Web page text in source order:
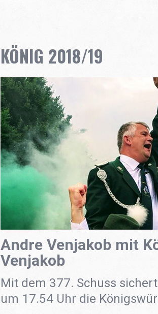
KÖNIG 2018/19
Andre Venjakob mit
Venjakob
Mit dem 377. Schuss
um 17.54 Uhr die